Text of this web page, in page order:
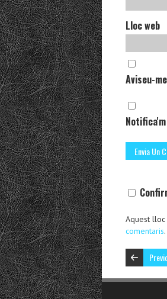
Lloc web
Aviseu-
Aquest
comentaris.